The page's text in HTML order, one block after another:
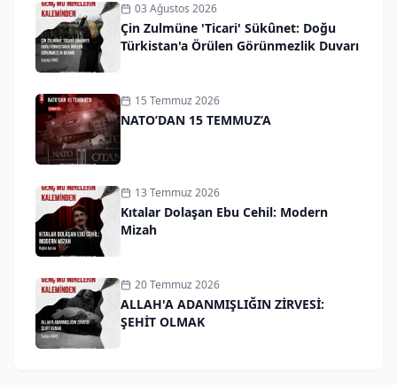
03 Ağustos 2026
Çin Zulmüne 'Ticari' Sükûnet: Doğu
Türkistan'a Örülen Görünmezlik Duvarı
15 Temmuz 2026
NATO’DAN 15 TEMMUZ’A
13 Temmuz 2026
Kıtalar Dolaşan Ebu Cehil: Modern
Mizah
20 Temmuz 2026
ALLAH'A ADANMIŞLIĞIN ZİRVESİ:
ŞEHİT OLMAK